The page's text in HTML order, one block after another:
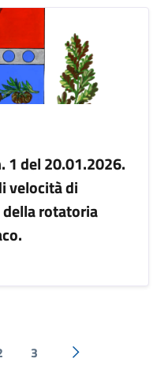
1 del 20.01.2026.
velocità di
rotatoria
3 Pagina